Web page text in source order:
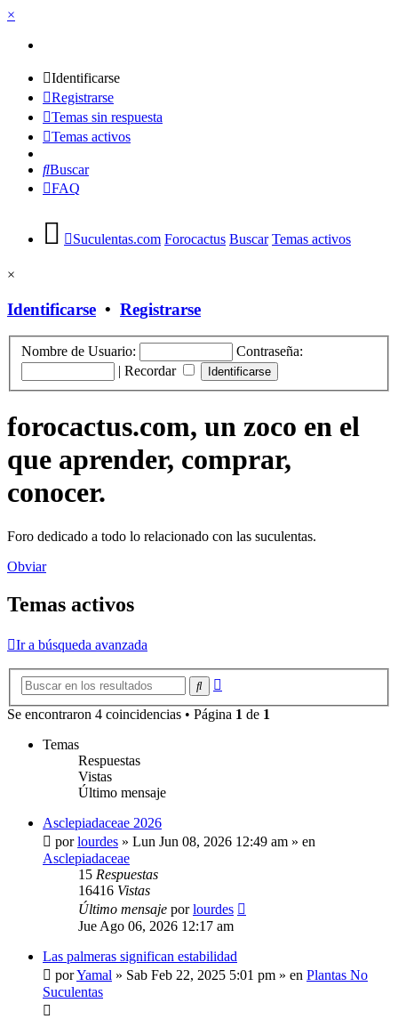
×
Identificarse
Registrarse
Temas sin respuesta
Temas activos
Buscar
FAQ
Suculentas.com Forocactus Buscar Temas activos
×
Identificarse • Registrarse
Nombre de Usuario:
Contraseña:
| Recordar
forocactus.com, un zoco en el
que aprender, comprar,
conocer.
Foro dedicado a todo lo relacionado con las suculentas.
Obviar
Temas activos
Ir a búsqueda avanzada
Buscar
Se encontraron 4 coincidencias • Página 1 de 1
Temas
Respuestas
Vistas
Último mensaje
Asclepiadaceae 2026
porlourdes » Lun Jun 08, 2026 12:49 am » en
Asclepiadaceae
15 Respuestas
16416 Vistas
Último mensaje porlourdes
Jue Ago 06, 2026 12:17 am
Las palmeras significan estabilidad
porYamal » Sab Feb 22, 2025 5:01 pm » en Plantas No
Suculentas